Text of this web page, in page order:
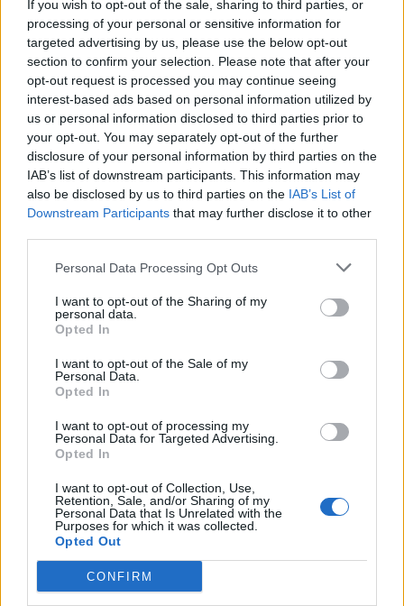
If you wish to opt-out of the sale, sharing to third parties, or
processing of your personal or sensitive information for
targeted advertising by us, please use the below opt-out
section to confirm your selection. Please note that after your
opt-out request is processed you may continue seeing
interest-based ads based on personal information utilized by
us or personal information disclosed to third parties prior to
your opt-out. You may separately opt-out of the further
disclosure of your personal information by third parties on the
IAB’s list of downstream participants. This information may
also be disclosed by us to third parties on the IAB’s List of
Downstream Participants that may further disclose it to other
Personal Data Processing Opt Outs
I want to opt-out of the Sharing of my
personal data.
Opted In
I want to opt-out of the Sale of my
Personal Data.
Opted In
I want to opt-out of processing my
Personal Data for Targeted Advertising.
Opted In
I want to opt-out of Collection, Use,
Retention, Sale, and/or Sharing of my
Personal Data that Is Unrelated with the
Purposes for which it was collected.
Opted Out
CONFIRM
TAGS Ελληνική Παιδοαλλεργιολογική Εταιρεία
Σωτήρης Κοντιζάς
τροφικές αλλεργίες
healthstories
Δείτε Ακόμη
εντοπίστηκε σε βρέφος από βρεφικό
γάλα...